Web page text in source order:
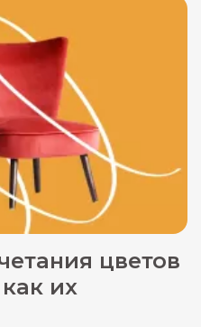
цветов
их